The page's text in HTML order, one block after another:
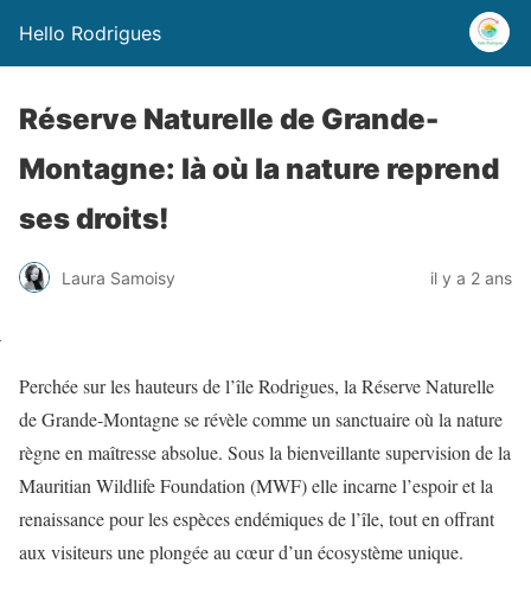
Hello Rodrigues
Réserve Naturelle de Grande-
Montagne: là où la nature reprend
ses droits!
Laura Samoisy il y a 2 ans
Perchée sur les hauteurs de l’île Rodrigues, la Réserve Naturelle
de Grande-Montagne se révèle comme un sanctuaire où la nature
règne en maîtresse absolue. Sous la bienveillante supervision de la
Mauritian Wildlife Foundation (MWF) elle incarne l’espoir et la
renaissance pour les espèces endémiques de l’île, tout en offrant
aux visiteurs une plongée au cœur d’un écosystème unique.